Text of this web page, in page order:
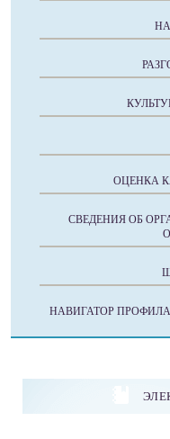
ОЦЕНКА
СВЕДЕНИЯ ОБ
НАВИГАТОР